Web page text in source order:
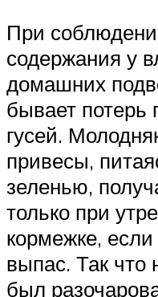
При
содержания у
домашних
бывает
гусей.
привесы,
зеленью,
только при
кормежке,
выпас. Так что
был